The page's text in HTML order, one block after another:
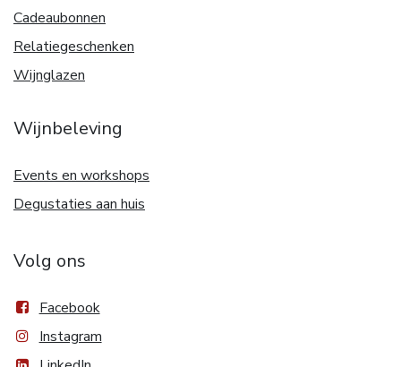
Cadeaubonnen
Relatiegeschenken
Wijnglazen
Wijnbeleving
Events en workshops
Degustaties aan huis
Volg ons
Facebook
Instagram